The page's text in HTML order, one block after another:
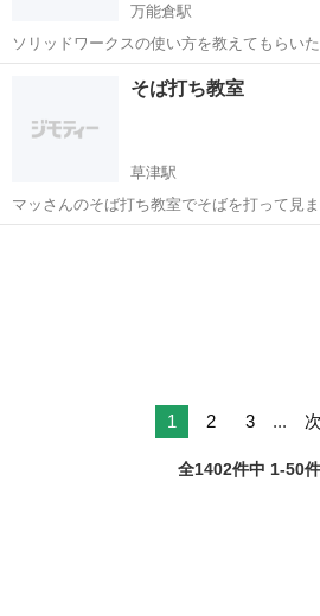
万能倉駅
ソリッドワークスの使い方を教えてもらい
万能倉駅 その他
そば打ち教室
草津駅
マッさんのそば打ち教室でそばを打って見
打てるよう個別指導で丁寧に指導します。
1 2 3 ...
全1402件中 1-50